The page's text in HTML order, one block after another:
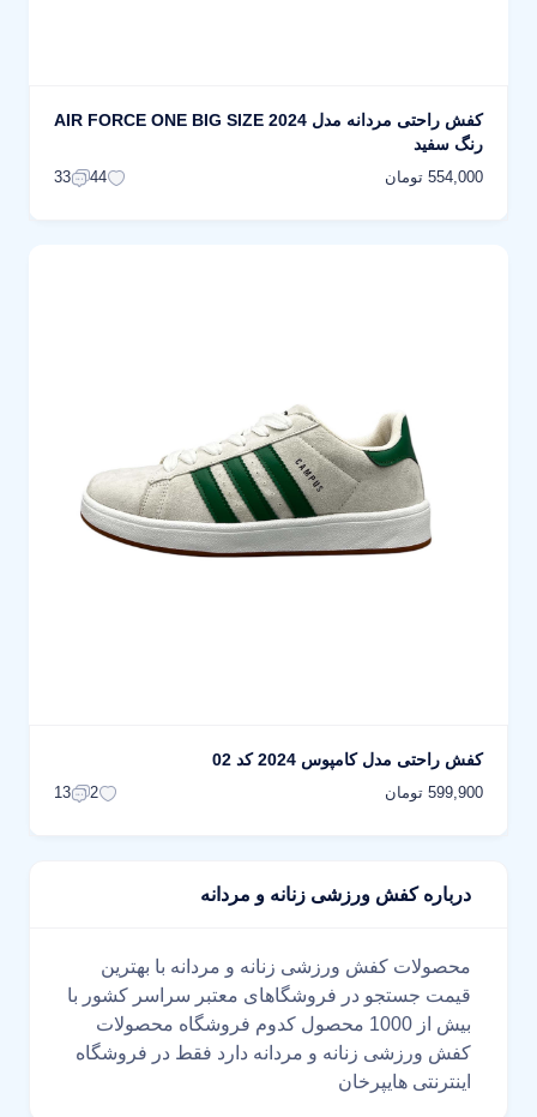
کفش راحتی مردانه مدل AIR FORCE ONE BIG SIZE 2024
رنگ سفید
554,000 تومان 44
33
کفش راحتی مدل کامپوس 2024 کد 02
599,900 تومان 2
13
درباره کفش ورزشی زنانه و مردانه
محصولات کفش ورزشی زنانه و مردانه با بهترین
قیمت جستجو در فروشگاهای معتبر سراسر کشور با
بیش از 1000 محصول کدوم فروشگاه محصولات
کفش ورزشی زنانه و مردانه دارد فقط در فروشگاه
اینترنتی هایپرخان